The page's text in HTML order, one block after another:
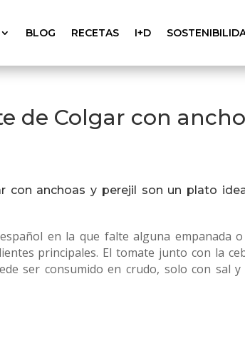
BLOG RECETAS I+D
de Colgar con
con anchoas y perejil son un plato
en la que falte alguna empanada
principales. El tomate junto con la
ser consumido en crudo, solo con sal y